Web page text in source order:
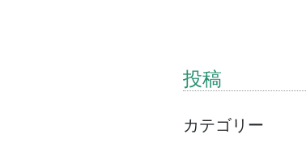
投稿
カテゴリー